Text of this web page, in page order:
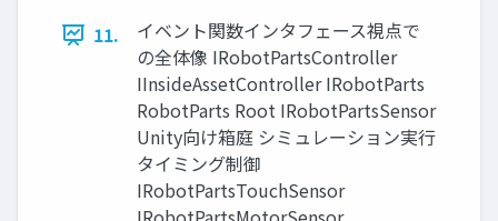
11.
イベント関数インタフェース視点で
の全体像 IRobotPartsController
IInsideAssetController IRobotParts
RobotParts Root IRobotPartsSensor
Unity向け箱庭 シミュレーション実⾏
タイミング制御
IRobotPartsTouchSensor